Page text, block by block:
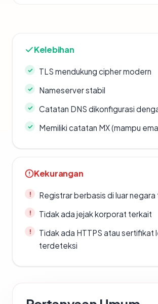
Kelebihan
TLS mendukung cipher modern
Nameserver stabil
Catatan DNS dikonfigurasi
Memiliki catatan MX (mampu
Kekurangan
Registrar berbasis di luar
Tidak ada jejak korporat terkait
Tidak ada HTTPS atau sertifikat
terdeteksi